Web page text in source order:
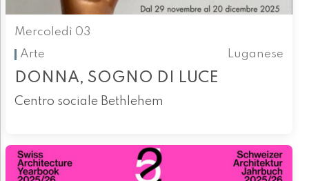
Mercoledì 03
Arte
Luganese
DONNA, SOGNO DI LUCE
Centro sociale Bethlehem